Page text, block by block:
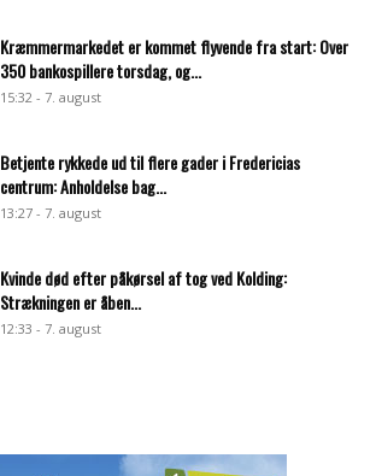
Kræmmermarkedet er kommet flyvende fra start: Over
350 bankospillere torsdag, og...
15:32 - 7. august
Betjente rykkede ud til flere gader i Fredericias
centrum: Anholdelse bag...
13:27 - 7. august
Kvinde død efter påkørsel af tog ved Kolding:
Strækningen er åben...
12:33 - 7. august